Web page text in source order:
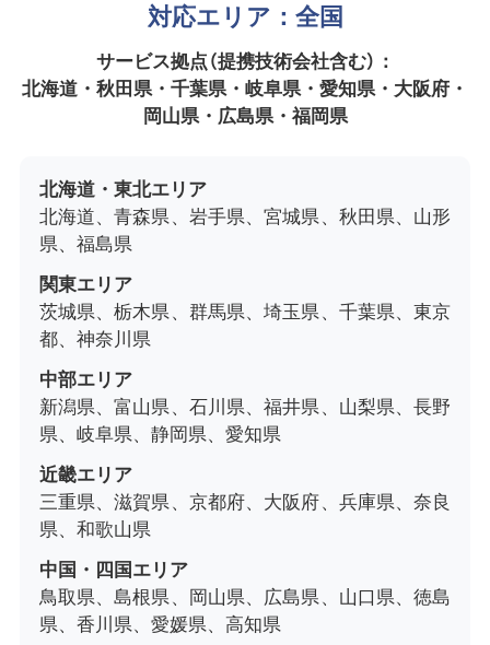
対応エリア：全国
サービス拠点（提携技術会社含む）：
北海道・秋田県・千葉県・岐阜県・愛知県・大阪府・
岡山県・広島県・福岡県
北海道・東北エリア
北海道、青森県、岩手県、宮城県、秋田県、山形
県、福島県
関東エリア
茨城県、栃木県、群馬県、埼玉県、千葉県、東京
都、神奈川県
中部エリア
新潟県、富山県、石川県、福井県、山梨県、長野
県、岐阜県、静岡県、愛知県
近畿エリア
三重県、滋賀県、京都府、大阪府、兵庫県、奈良
県、和歌山県
中国・四国エリア
鳥取県、島根県、岡山県、広島県、山口県、徳島
県、香川県、愛媛県、高知県